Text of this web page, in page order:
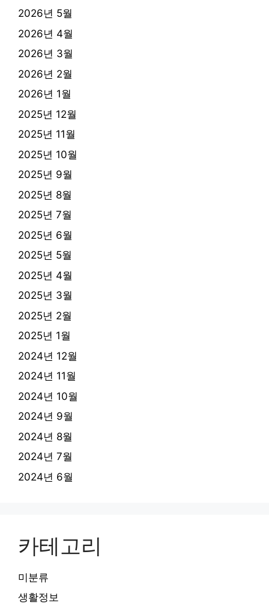
2026년 5월
2026년 4월
2026년 3월
2026년 2월
2026년 1월
2025년 12월
2025년 11월
2025년 10월
2025년 9월
2025년 8월
2025년 7월
2025년 6월
2025년 5월
2025년 4월
2025년 3월
2025년 2월
2025년 1월
2024년 12월
2024년 11월
2024년 10월
2024년 9월
2024년 8월
2024년 7월
2024년 6월
카테고리
미분류
생활정보